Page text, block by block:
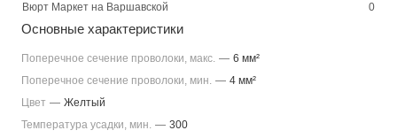
Вюрт Маркет на Варшавской
0
Основные характеристики
Поперечное сечение проволоки, макс. — 6 мм²
Поперечное сечение проволоки, мин. — 4 мм²
Цвет — Желтый
Температура усадки, мин. — 300